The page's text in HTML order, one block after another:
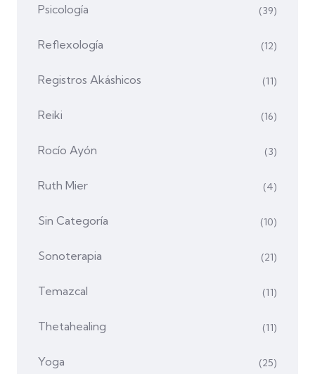
Psicología (39)
Reflexología (12)
Registros Akáshicos (11)
Reiki (16)
Rocío Ayón (3)
Ruth Mier (4)
Sin Categoría (10)
Sonoterapia (21)
Temazcal (11)
Thetahealing (11)
Yoga (25)